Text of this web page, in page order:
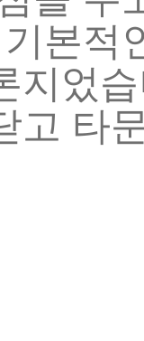
기본적
지었
고 타